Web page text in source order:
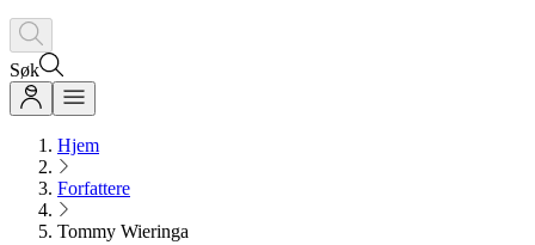
Søk
Hjem
Forfattere
Tommy Wieringa